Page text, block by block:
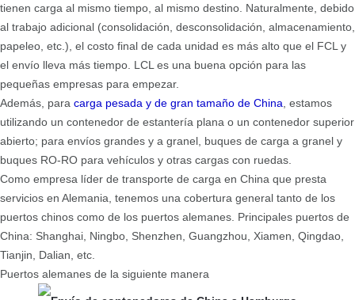
tienen carga al mismo tiempo, al mismo destino. Naturalmente, debido
al trabajo adicional (consolidación, desconsolidación, almacenamiento,
papeleo, etc.), el costo final de cada unidad es más alto que el FCL y
el envío lleva más tiempo. LCL es una buena opción para las
pequeñas empresas para empezar.
Además, para carga pesada y de gran tamaño de China , estamos
utilizando un contenedor de estantería plana o un contenedor superior
abierto; para envíos grandes y a granel, buques de carga a granel y
buques RO-RO para vehículos y otras cargas con ruedas.
Como empresa líder de transporte de carga en China que presta
servicios en Alemania, tenemos una cobertura general tanto de los
puertos chinos como de los puertos alemanes. Principales puertos de
China: Shanghai, Ningbo, Shenzhen, Guangzhou, Xiamen, Qingdao,
Tianjin, Dalian, etc.
Puertos alemanes de la siguiente manera